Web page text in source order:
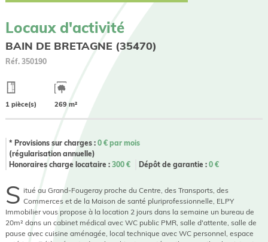
Locaux d'activité
BAIN DE BRETAGNE (35470)
Réf. 350190
1 pièce(s) 269 m²
* Provisions sur charges : 0 € par mois
(régularisation annuelle)
Honoraires charge locataire : 300 € Dépôt de garantie : 0€
S itué au Grand-Fougeray proche du Centre, des Transports, des
Commerces et de la Maison de santé pluriprofessionnelle, ELPY
Immobilier vous propose à la location 2 jours dans la semaine un bureau de
20m² dans un cabinet médical avec WC public PMR, salle d'attente, salle de
pause avec cuisine aménagée, local technique avec WC personnel, espace